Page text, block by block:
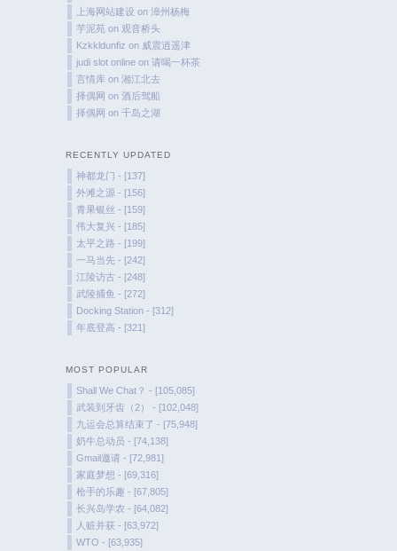
上海网站建设 on漳州杨梅
芋泥苑 on 观音桥头
Kzkkldunfiz on 威震逍遥津
judi slot online on请喝一杯茶
言情库 on湘江北去
择偶网 on酒后驾船
择偶网 on千岛之湖
RECENTLY UPDATED
神都龙门 - [137]
外滩之源 - [156]
青果银丝 - [159]
伟大复兴 - [185]
太平之路 - [199]
一马当先 - [242]
江陵访古 - [248]
武陵捕鱼 - [272]
Docking Station - [312]
年底登高 - [321]
MOST POPULAR
Shall We Chat？ - [105,085]
武装到牙齿（2） - [102,048]
九运会总算结束了 - [75,948]
奶牛总动员 - [74,138]
Gmail邀请 - [72,981]
家庭梦想 - [69,316]
枪手的乐趣 - [67,805]
长兴岛学农 - [64,082]
人赃并获 - [63,972]
WTO - [63,935]